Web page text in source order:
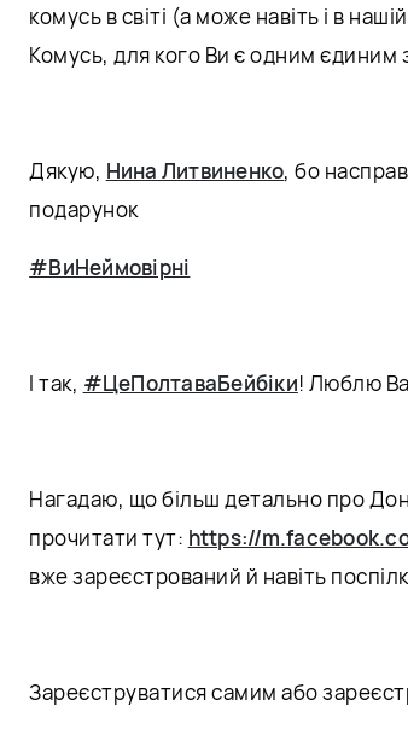
комусь в світі (а може навіть і в
Комусь, для кого Ви є одним єдиним
Дякую, Нина Литвиненко, бо
подарунок
#ВиНеймовірні
І так, #ЦеПолтаваБейбіки! Люблю
Нагадаю, що більш детально про
прочитати тут: https://
вже зареєстрований й навіть
Зареєструватися самим або